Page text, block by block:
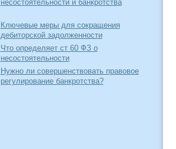
несостоятельности и банкротства
Ключевые меры для сокращения
дебиторской задолженности
Что определяет ст 60 ФЗ о
несостоятельности
Нужно ли совершенствовать правовое
регулирование банкротства?